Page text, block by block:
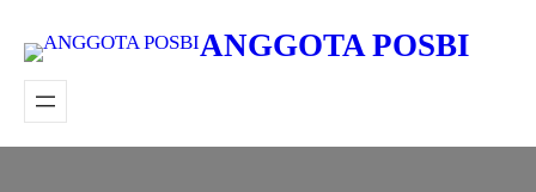
konten
ANGGOTA POSBI